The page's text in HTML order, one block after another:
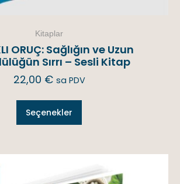
Kitaplar
ORUÇ: Sağlığın ve Uzun
Sırrı – Sesli Kitap
22,00 € sa PDV
Seçenekler